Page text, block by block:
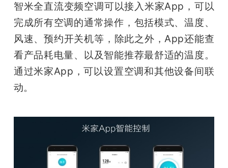
智米全直流变频空调可以接入米家App，可以
完成所有空调的通常操作，包括模式、温度、
风速、预约开关机等，除此之外，App还能查
看产品耗电量、以及智能推荐最舒适的温度。
通过米家App，可以设置空调和其他设备间联
动。